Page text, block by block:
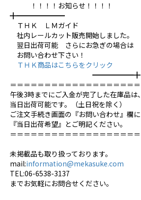
！！！！お知らせ！！！！
╋━━━━━━━
ＴＨＫ ＬＭガイド
社内レールカット販売開始しました。
翌日出荷可能 さらにお急ぎの場合は
お問い合わせ下さい！
ＴＨＫ商品はこちらをクリック
━━━━━━╋
＝＝＝＝＝＝＝＝＝＝＝＝＝＝＝＝＝＝＝
午後3時までにご入金が完了した在庫品は、
当日出荷可能です。（土日祝を除く）
ご注文手続き画面の『お問い合わせ』欄に
『当日出荷希望』とご明記ください。
＝＝＝＝＝＝＝＝＝＝＝＝＝＝＝＝＝＝＝
未掲載品も取り扱っております。
mail:information@mekasuke.com
TEL:06-6538-3137
までお気軽にお問合せください。